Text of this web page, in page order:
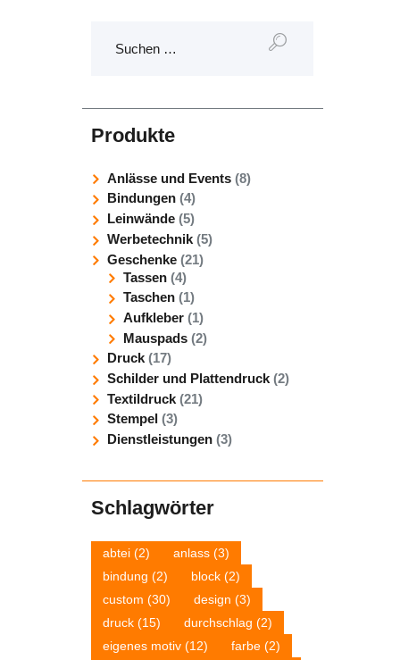
nach:
Produkte
Anlässe und Events (8)
Bindungen (4)
Leinwände (5)
Werbetechnik (5)
Geschenke (21)
Tassen (4)
Taschen (1)
Aufkleber (1)
Mauspads (2)
Druck (17)
Schilder und Plattendruck (2)
Textildruck (21)
Stempel (3)
Dienstleistungen (3)
Schlagwörter
abtei (2) anlass (3)
bindung (2) block (2)
custom (30) design (3)
druck (15) durchschlag (2)
eigenes motiv (12) farbe (2)